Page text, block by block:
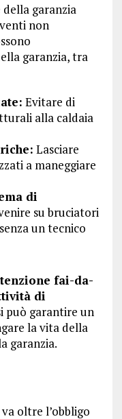
della garanzia
non
garanzia, tra
Evitare di
alla caldaia
Lasciare
a maneggiare
di
su bruciatori
un tecnico
fai-da-
di
può garantire un
la vita della
garanzia.
oltre l’obbligo